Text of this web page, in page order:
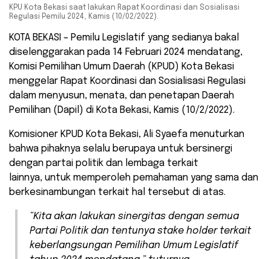
KPU Kota Bekasi saat lakukan Rapat Koordinasi dan Sosialisasi
Regulasi Pemilu 2024, Kamis (10/02/2022).
KOTA BEKASI – Pemilu Legislatif yang sedianya bakal
diselenggarakan pada 14 Februari 2024 mendatang,
Komisi Pemilihan Umum Daerah (KPUD) Kota Bekasi
menggelar Rapat Koordinasi dan Sosialisasi Regulasi
dalam menyusun, menata, dan penetapan Daerah
Pemilihan (Dapil) di Kota Bekasi, Kamis (10/2/2022).
Komisioner KPUD Kota Bekasi, Ali Syaefa menuturkan
bahwa pihaknya selalu berupaya untuk bersinergi
dengan partai politik dan lembaga terkait
lainnya, untuk memperoleh pemahaman yang sama dan
berkesinambungan terkait hal tersebut di atas.
“Kita akan lakukan sinergitas dengan semua
Partai Politik dan tentunya stake holder terkait
keberlangsungan Pemilihan Umum Legislatif